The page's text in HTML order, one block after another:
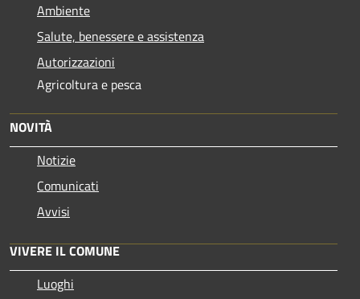
Ambiente
Salute, benessere e assistenza
Autorizzazioni
Agricoltura e pesca
NOVITÀ
Notizie
Comunicati
Avvisi
VIVERE IL COMUNE
Luoghi